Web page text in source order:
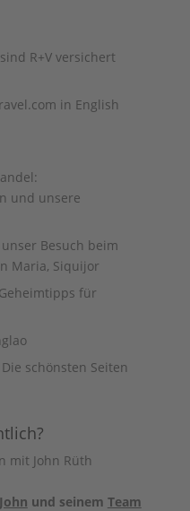
in English
und unsere
Besuch beim
Maria, Siquijor
für
schönsten Seiten
John und seinem Team